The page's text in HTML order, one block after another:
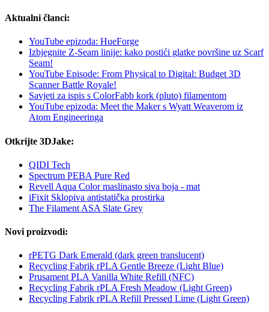
Aktualni članci:
YouTube epizoda: HueForge
Izbjegnite Z-Seam linije: kako postići glatke površine uz Scarf
Seam!
YouTube Episode: From Physical to Digital: Budget 3D
Scanner Battle Royale!
Savjeti za ispis s ColorFabb kork (pluto) filamentom
YouTube epizoda: Meet the Maker s Wyatt Weaverom iz
Atom Engineeringa
Otkrijte 3DJake:
QIDI Tech
Spectrum PEBA Pure Red
Revell Aqua Color maslinasto siva boja - mat
iFixit Sklopiva antistatička prostirka
The Filament ASA Slate Grey
Novi proizvodi:
rPETG Dark Emerald (dark green translucent)
Recycling Fabrik rPLA Gentle Breeze (Light Blue)
Prusament PLA Vanilla White Refill (NFC)
Recycling Fabrik rPLA Fresh Meadow (Light Green)
Recycling Fabrik rPLA Refill Pressed Lime (Light Green)